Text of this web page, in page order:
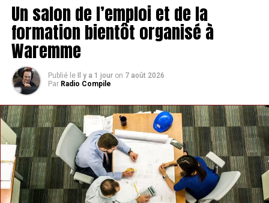
Un salon de l’emploi et de la
formation bientôt organisé à
Waremme
Publié le Il y a 1 jour on 7 août 2026
Par Radio Compile